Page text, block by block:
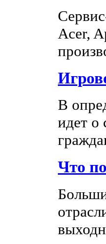
Acer,
В
идет о
Что